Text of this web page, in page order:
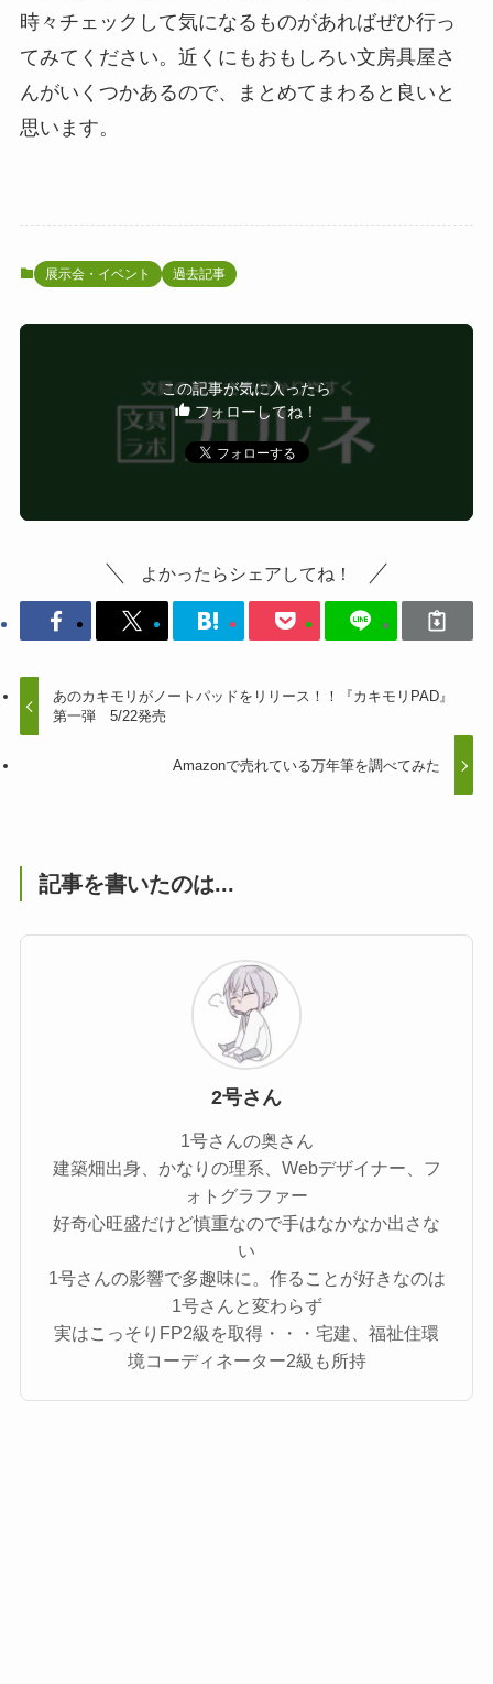
時々チェックして気になるものがあればぜひ行っ
てみてください。近くにもおもしろい文房具屋さ
んがいくつかあるので、まとめてまわると良いと
思います。
展示会・イベント 過去記事
この記事が気に入ったら
フォローしてね！
よかったらシェアしてね！
あのカキモリがノートパッドをリリース！！『カキモリPAD』
第一弾 5/22発売
Amazonで売れている万年筆を調べてみた
記事を書いたのは...
2号さん
1号さんの奥さん
建築畑出身、かなりの理系、Webデザイナー、フ
ォトグラファー
好奇心旺盛だけど慎重なので手はなかなか出さな
い
1号さんの影響で多趣味に。作ることが好きなのは
1号さんと変わらず
実はこっそりFP2級を取得・・・宅建、福祉住環
境コーディネーター2級も所持